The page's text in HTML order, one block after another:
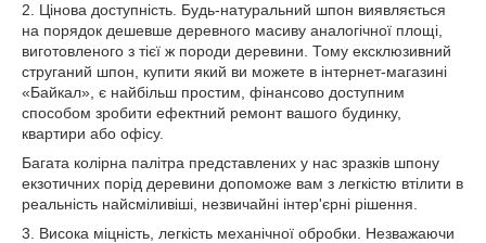
2. Цінова доступність. Будь-натуральний шпон виявляється
на порядок дешевше деревного масиву аналогічної площі,
виготовленого з тієї ж породи деревини. Тому ексклюзивний
струганий шпон, купити який ви можете в інтернет-магазині
«Байкал», є найбільш простим, фінансово доступним
способом зробити ефектний ремонт вашого будинку,
квартири або офісу.
Багата колірна палітра представлених у нас зразків шпону
екзотичних порід деревини допоможе вам з легкістю втілити в
реальність найсміливіші, незвичайні інтер'єрні рішення.
3. Висока міцність, легкість механічної обробки. Незважаючи